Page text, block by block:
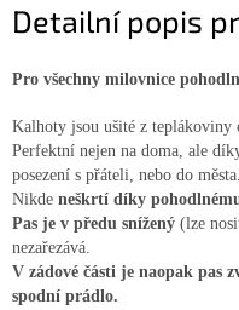
Detailní popis
Pro všechny milovnice
Kalhoty jsou ušité z teplákoviny
Perfektní nejen na doma, ale
posezení s přáteli, nebo do města.
Nikde neškrtí díky
Pas je v předu snížený (lze
nezařezává.
V zádové části je naopak pas
spodní prádlo.